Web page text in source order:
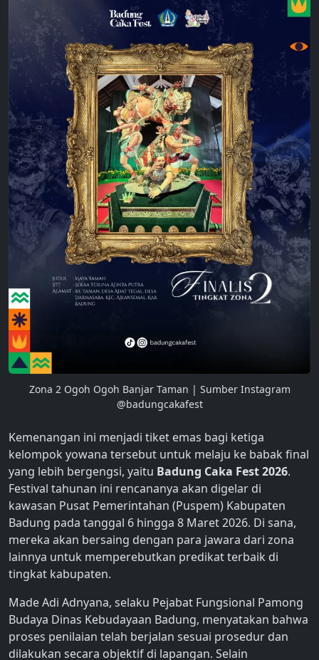
Zona 2 Ogoh Ogoh Banjar Taman | Sumber Instagram
@badungcakafest
Kemenangan ini menjadi tiket emas bagi ketiga
kelompok yowana tersebut untuk melaju ke babak final
yang lebih bergengsi, yaitu Badung Caka Fest 2026.
Festival tahunan ini rencananya akan digelar di
kawasan Pusat Pemerintahan (Puspem) Kabupaten
Badung pada tanggal 6 hingga 8 Maret 2026. Di sana,
mereka akan bersaing dengan para jawara dari zona
lainnya untuk memperebutkan predikat terbaik di
tingkat kabupaten.
Made Adi Adnyana, selaku Pejabat Fungsional Pamong
Budaya Dinas Kebudayaan Badung, menyatakan bahwa
proses penilaian telah berjalan sesuai prosedur dan
dilakukan secara objektif di lapangan. Selain